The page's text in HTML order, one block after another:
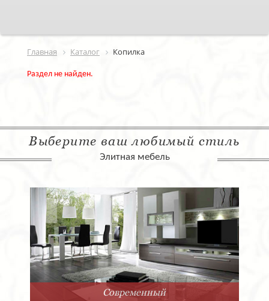
Главная Каталог Копилка
Раздел не найден.
Выберите ваш любимый стиль
Элитная мебель
Современный